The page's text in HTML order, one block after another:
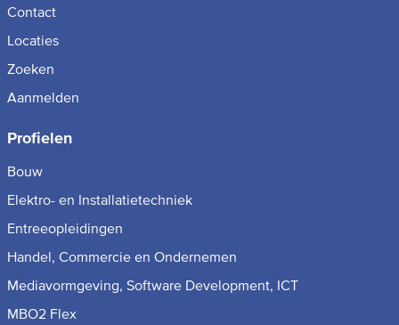
Contact
Locaties
Zoeken
Aanmelden
Profielen
Bouw
Elektro- en Installatietechniek
Entreeopleidingen
Handel, Commercie en Ondernemen
Mediavormgeving, Software Development, ICT
MBO2 Flex